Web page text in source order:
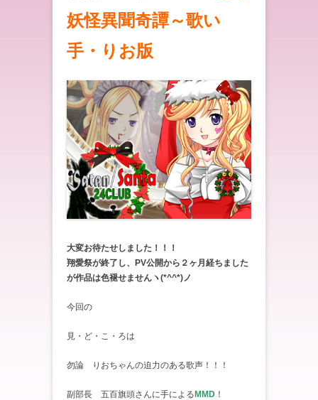
妖怪異聞奇譚～歌い
手・りお版
大変お待たせしました！！！
翔愛祭が終了し、PV公開から２ヶ月経ちました
が作品は色褪せませんヽ(*^^*)ノ
今回の
見・ど・こ・ろは
勿論 りおちゃんの迫力のある歌声！！！
副部長 五百旗頭さんに手による MMD ！